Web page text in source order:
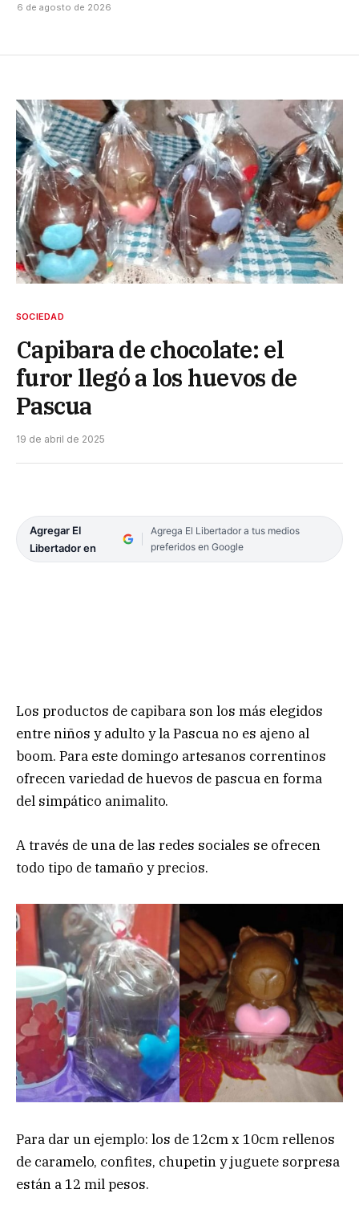
6 de agosto de 2026
SOCIEDAD
Capibara de chocolate: el
furor llegó a los huevos de
Pascua
19 de abril de 2025
Agregar El
Libertador en
Agrega El Libertador a tus medios
preferidos en Google
Los productos de capibara son los más elegidos
entre niños y adulto y la Pascua no es ajeno al
boom. Para este domingo artesanos correntinos
ofrecen variedad de huevos de pascua en forma
del simpático animalito.
A través de una de las redes sociales se ofrecen
todo tipo de tamaño y precios.
Para dar un ejemplo: los de 12cm x 10cm rellenos
de caramelo, confites, chupetin y juguete sorpresa
están a 12 mil pesos.